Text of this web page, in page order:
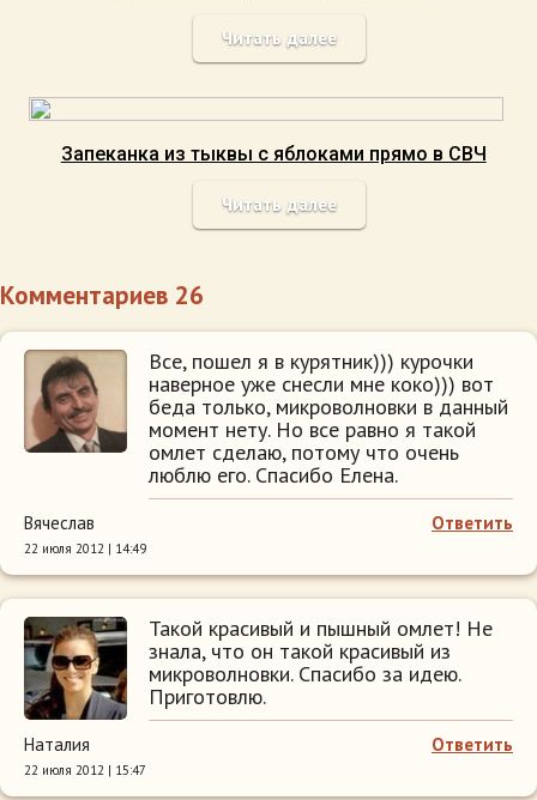
Читать далее
Запеканка из тыквы с яблоками прямо в СВЧ
Читать далее
Комментариев 26
Все, пошел я в курятник))) курочки
наверное уже снесли мне коко))) вот
беда только, микроволновки в данный
момент нету. Но все равно я такой
омлет сделаю, потому что очень
люблю его. Спасибо Елена.
Ответить
Вячеслав
22 июля 2012 | 14:49
Такой красивый и пышный омлет! Не
знала, что он такой красивый из
микроволновки. Спасибо за идею.
Приготовлю.
Ответить
Наталия
22 июля 2012 | 15:47